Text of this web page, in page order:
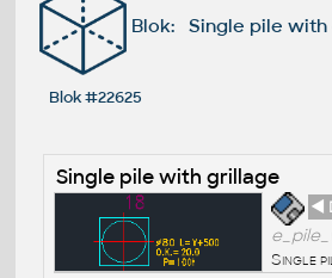
Blok: Single pile with
Blok #22625
Single pile with grillage
◄
Single